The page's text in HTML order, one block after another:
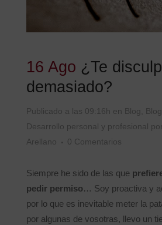
16 Ago ¿Te
demasiado?
Publicado a las 09:16h en Blog
Desarrollo personal y profesional por
Arellano
0 Comentarios
Siempre he sido de las que
pedir permiso… Soy proactiva y
por lo que es inevitable meter la
por algunas de vosotras, llevo un